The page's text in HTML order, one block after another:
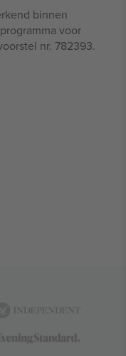
binnen
voor
nr. 782393.